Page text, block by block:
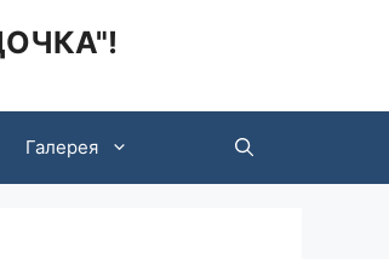
Галерея